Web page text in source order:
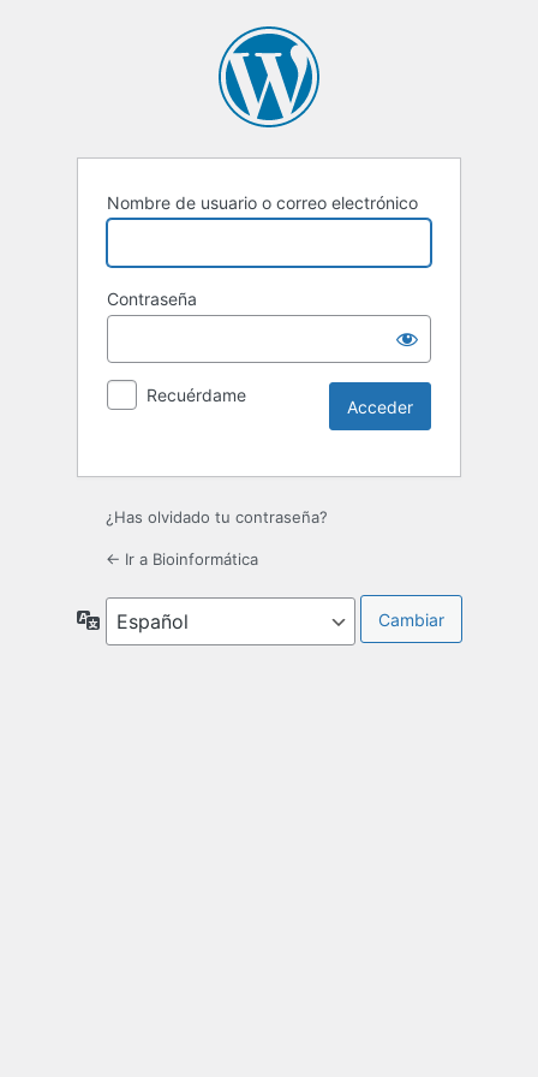
Nombre de usuario o correo electrónico
Contraseña
Recuérdame
¿Has olvidado tu contraseña?
← Ir a Bioinformática
Idioma